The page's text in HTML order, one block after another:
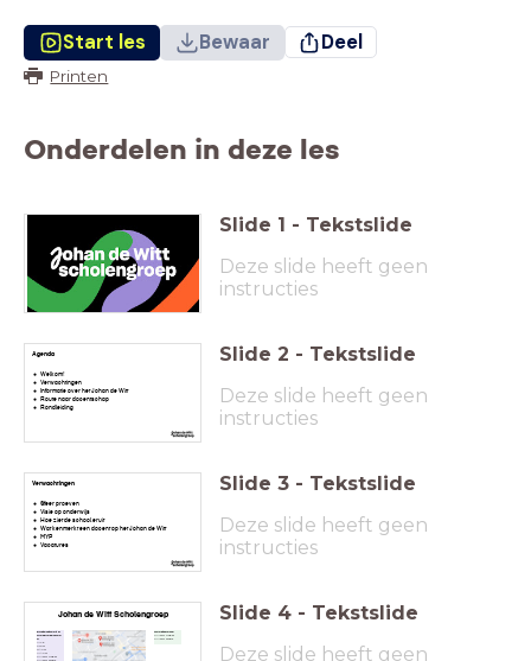
Start les Bewaar Deel
Printen
Onderdelen in deze les
Slide 1 - Tekstslide
Deze slide heeft geen
instructies
Agenda
Welkom!
Verwachtingen
Informatie over het Johan de Witt
Route naar docentschap
Rondleiding
Slide 2 - Tekstslide
Deze slide heeft geen
instructies
Verwachtingen
Sfeer proeven
Visie op onderwijs
Hoe ziet de school eruit
Wat kenmerkt een docent op het Johan de Witt
MYP
Vacatures
Slide 3 - Tekstslide
Deze slide heeft geen
instructies
Johan de Witt Scholengroep
Zusterstraat &
Glasblazerslaa
n
MYP
VWO
HAVO
MAVO
VMBO Kader
Hooftskade
VMBO Kader
VMBO Basis
Slide 4 - Tekstslide
Deze slide heeft geen